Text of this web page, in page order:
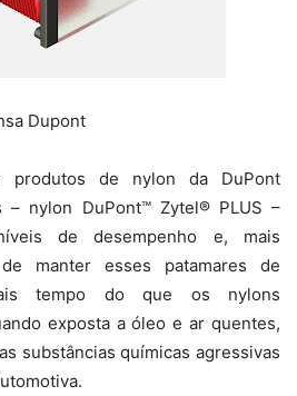
Dupont
produtos de nylon da DuPont
– nylon DuPont™ Zytel® PLUS –
de desempenho e, mais
manter esses patamares de
tempo do que os nylons
exposta a óleo e ar quentes,
substâncias químicas agressivas